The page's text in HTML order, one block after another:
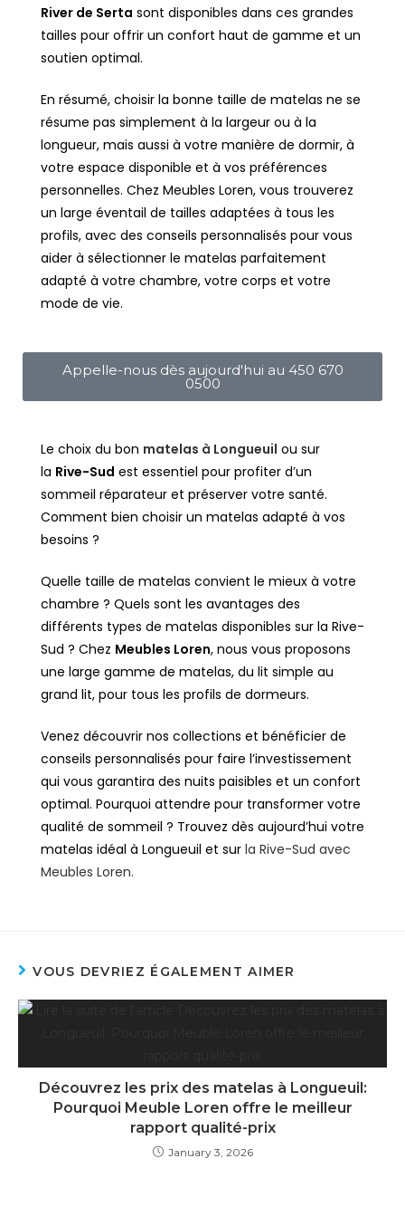
River de Serta sont disponibles dans ces grandes
tailles pour offrir un confort haut de gamme et un
soutien optimal.
En résumé, choisir la bonne taille de matelas ne se
résume pas simplement à la largeur ou à la
longueur, mais aussi à votre manière de dormir, à
votre espace disponible et à vos préférences
personnelles. Chez Meubles Loren, vous trouverez
un large éventail de tailles adaptées à tous les
profils, avec des conseils personnalisés pour vous
aider à sélectionner le matelas parfaitement
adapté à votre chambre, votre corps et votre
mode de vie.
Appelle-nous dès aujourd'hui au 450 670
0500
Le choix du bon matelas à Longueuil ou sur
la Rive-Sud est essentiel pour profiter d’un
sommeil réparateur et préserver votre santé.
Comment bien choisir un matelas adapté à vos
besoins ?
Quelle taille de matelas convient le mieux à votre
chambre ? Quels sont les avantages des
différents types de matelas disponibles sur la Rive-
Sud ? Chez Meubles Loren, nous vous proposons
une large gamme de matelas, du lit simple au
grand lit, pour tous les profils de dormeurs.
Venez découvrir nos collections et bénéficier de
conseils personnalisés pour faire l’investissement
qui vous garantira des nuits paisibles et un confort
optimal. Pourquoi attendre pour transformer votre
qualité de sommeil ? Trouvez dès aujourd’hui votre
matelas idéal à Longueuil et sur la Rive-Sud avec
Meubles Loren.
VOUS DEVRIEZ ÉGALEMENT AIMER
Découvrez les prix des matelas à Longueuil:
Pourquoi Meuble Loren offre le meilleur
rapport qualité-prix
January 3, 2026